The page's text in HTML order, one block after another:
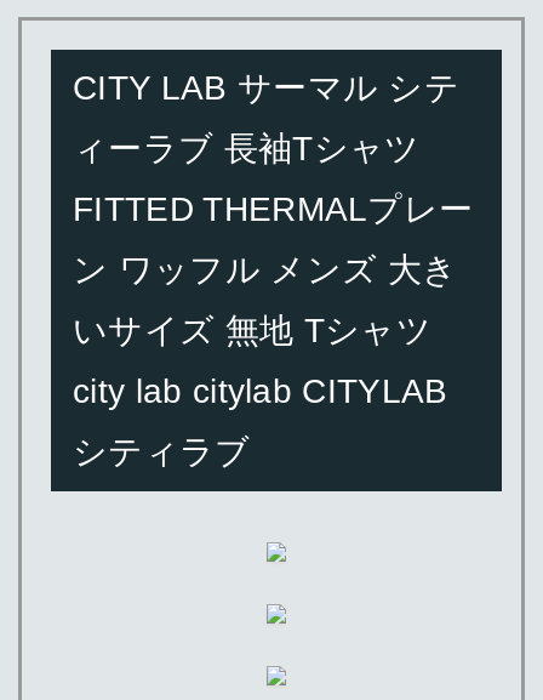
CITY LAB サーマル シテ
ィーラブ 長袖Tシャツ
FITTED THERMALプレー
ン ワッフル メンズ 大き
いサイズ 無地 Tシャツ
city lab citylab CITYLAB
シティラブ